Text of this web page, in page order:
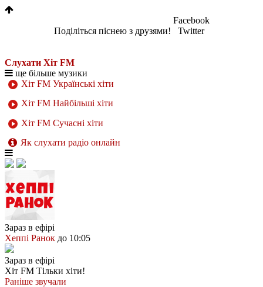
Поділіться піснею з друзями!
Facebook
Twitter
Слухати Хіт FM
ще більше музики
Хіт FM Українські хіти
Хіт FM Найбільші хіти
Хіт FM Сучасні хіти
Як слухати радіо онлайн
Зараз в ефірі
Хеппі Ранок до 10:05
Зараз в ефірі
Хіт FM Тільки хіти!
Раніше звучали